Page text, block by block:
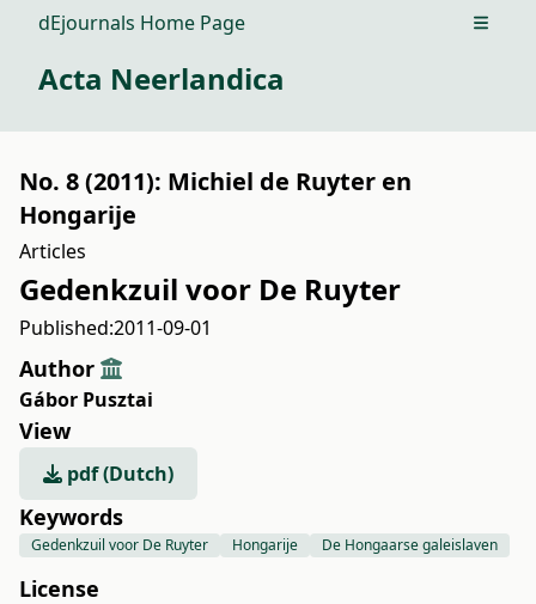
dEjournals Home Page Open
Acta Neerlandica
No. 8 (2011): Michiel de Ruyter en
Hongarije
Articles
Gedenkzuil voor De Ruyter
Published:2011-09-01
Author
Gábor Pusztai
View
pdf (Dutch)
Keywords
Gedenkzuil voor De Ruyter Hongarije De Hongaarse galeislaven
License